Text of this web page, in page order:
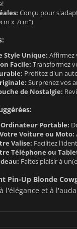
Conçu pour
x 7cm")
Style Unique: Affirmez
Facile: Transformez
Profitez d'un
Surprenez vos
de Nostalgie:
Portable:
Voiture ou Moto:
Valise: Facilitez
Téléphone ou
Faites plaisir à
Pin-Up Blonde
l'élégance et à